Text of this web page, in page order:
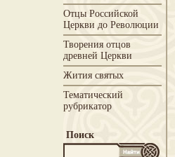
Отцы Российской
Церкви до Революции
Творения отцов
древней Церкви
Жития святых
Тематический
рубрикатор
Поиск